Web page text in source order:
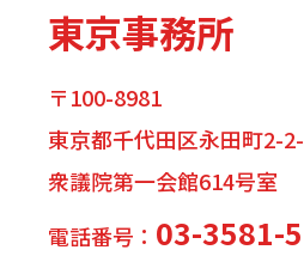
東京事務所
〒100-8981
東京都千代田区永田町2-
衆議院第一会館614号室
電話番号： 03-3581-